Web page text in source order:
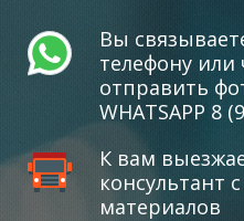
Вы
телефону
отправить
WHATSAPP 8
К вам
консультант
материалов